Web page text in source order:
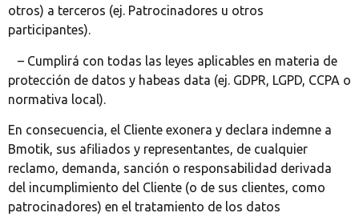
otros) a terceros (ej. Patrocinadores u otros
participantes).
– Cumplirá con todas las leyes aplicables en materia de
protección de datos y habeas data (ej. GDPR, LGPD, CCPA o
normativa local).
En consecuencia, el Cliente exonera y declara indemne a
Bmotik, sus afiliados y representantes, de cualquier
reclamo, demanda, sanción o responsabilidad derivada
del incumplimiento del Cliente (o de sus clientes, como
patrocinadores) en el tratamiento de los datos